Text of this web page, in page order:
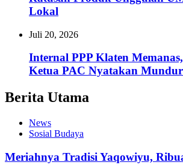
Lokal
Juli 20, 2026
Internal PPP Klaten
Ketua PAC Nyatakan
Berita Utama
News
Sosial Budaya
Meriahnya Tradisi Yaqowiyu,